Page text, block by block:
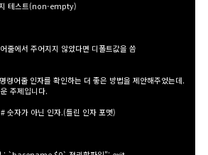
테스트(non-empty)
줄에서 주어지지 않았다면 디폴트값을 씀
어줄 인자를 확인하는 더 좋은 방법을 제안해주었는데.
주제입니다.
숫자가 아닌 인자.(틀린 인자 포맷)